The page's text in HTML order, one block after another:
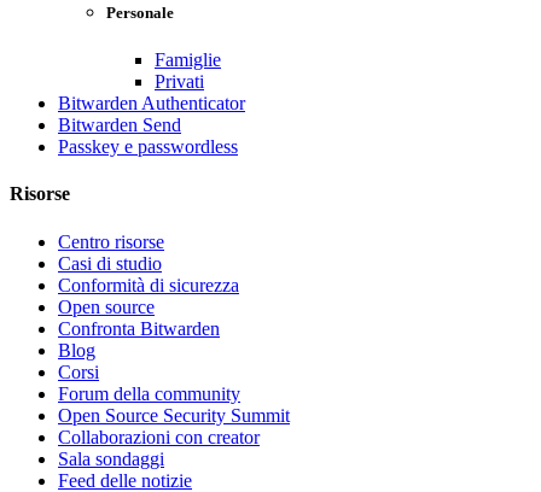
Personale
Famiglie
Privati
Bitwarden Authenticator
Bitwarden Send
Passkey e passwordless
Risorse
Centro risorse
Casi di studio
Conformità di sicurezza
Open source
Confronta Bitwarden
Blog
Corsi
Forum della community
Open Source Security Summit
Collaborazioni con creator
Sala sondaggi
Feed delle notizie